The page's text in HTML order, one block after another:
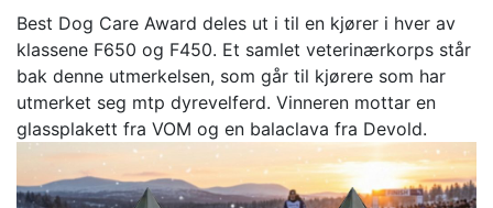
Best Dog Care Award deles ut i til en kjører i hver av
klassene F650 og F450. Et samlet veterinærkorps står
bak denne utmerkelsen, som går til kjørere som har
utmerket seg mtp dyrevelferd. Vinneren mottar en
glassplakett fra VOM og en balaclava fra Devold.